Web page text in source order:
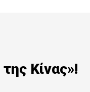
Κίνας»!